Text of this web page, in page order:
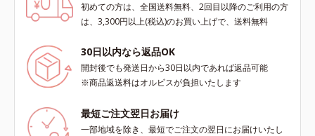
初めての方は、全国送料無料、2回目以降のご利用の方
は、3,300円以上(税込)のお買い上げで、送料無料
30日以内なら返品OK
開封後でも発送日から30日以内であれば返品可能
※商品返送料はオルビスが負担いたします
最短ご注文翌日お届け
一部地域を除き、最短でご注文の翌日にお届けいたし